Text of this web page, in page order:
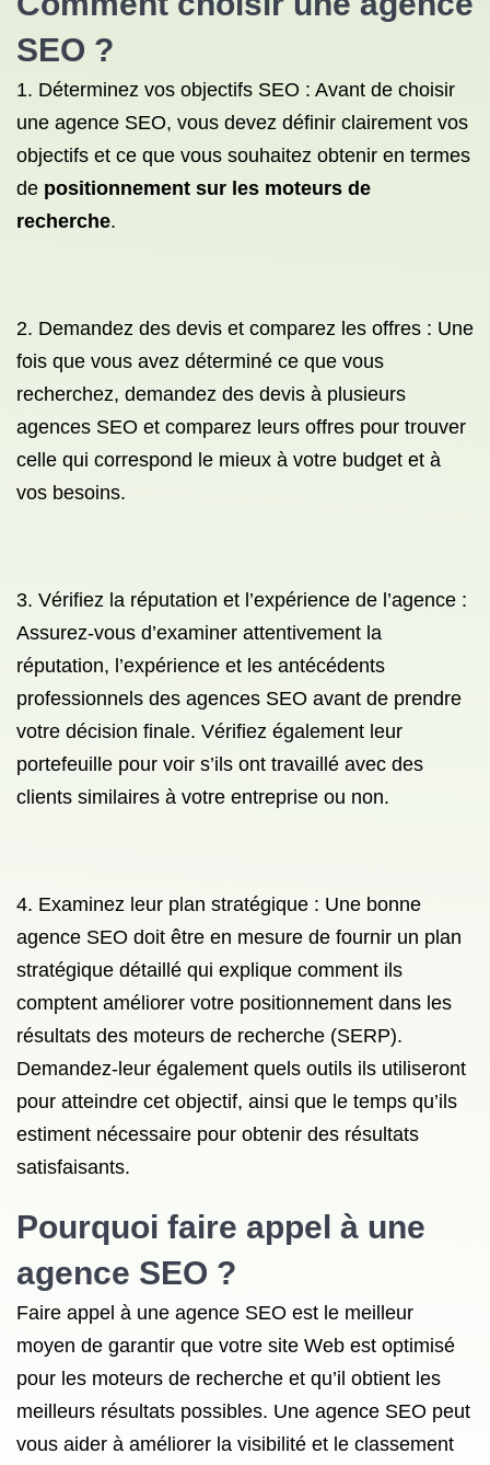
SEO ?
1. Déterminez vos objectifs SEO : Avant de choisir
une agence SEO, vous devez définir clairement vos
objectifs et ce que vous souhaitez obtenir en termes
de positionnement sur les moteurs de
recherche.
2. Demandez des devis et comparez les offres : Une
fois que vous avez déterminé ce que vous
recherchez, demandez des devis à plusieurs
agences SEO et comparez leurs offres pour trouver
celle qui correspond le mieux à votre budget et à
vos besoins.
3. Vérifiez la réputation et l’expérience de l’agence :
Assurez-vous d’examiner attentivement la
réputation, l’expérience et les antécédents
professionnels des agences SEO avant de prendre
votre décision finale. Vérifiez également leur
portefeuille pour voir s’ils ont travaillé avec des
clients similaires à votre entreprise ou non.
4. Examinez leur plan stratégique : Une bonne
agence SEO doit être en mesure de fournir un plan
stratégique détaillé qui explique comment ils
comptent améliorer votre positionnement dans les
résultats des moteurs de recherche (SERP).
Demandez-leur également quels outils ils utiliseront
pour atteindre cet objectif, ainsi que le temps qu’ils
estiment nécessaire pour obtenir des résultats
satisfaisants.
Pourquoi faire appel à une
agence SEO ?
Faire appel à une agence SEO est le meilleur
moyen de garantir que votre site Web est optimisé
pour les moteurs de recherche et qu’il obtient les
meilleurs résultats possibles. Une agence SEO peut
vous aider à améliorer la visibilité et le classement